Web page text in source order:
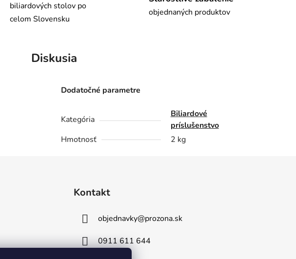
biliardových stolov po
celom Slovensku
objednaných produktov
Diskusia
Dodatočné parametre
Kategória
Biliardové
príslušenstvo
Hmotnosť
2 kg
Kontakt
objednavky@prozona.sk
0911 611 644